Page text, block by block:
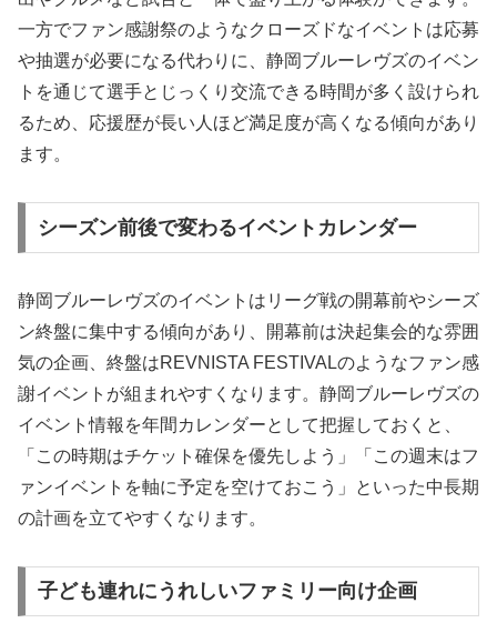
一方でファン感謝祭のようなクローズドなイベントは応募
や抽選が必要になる代わりに、静岡ブルーレヴズのイベン
トを通じて選手とじっくり交流できる時間が多く設けられ
るため、応援歴が長い人ほど満足度が高くなる傾向があり
ます。
シーズン前後で変わるイベントカレンダー
静岡ブルーレヴズのイベントはリーグ戦の開幕前やシーズ
ン終盤に集中する傾向があり、開幕前は決起集会的な雰囲
気の企画、終盤はREVNISTA FESTIVALのようなファン感
謝イベントが組まれやすくなります。静岡ブルーレヴズの
イベント情報を年間カレンダーとして把握しておくと、
「この時期はチケット確保を優先しよう」「この週末はフ
ァンイベントを軸に予定を空けておこう」といった中長期
の計画を立てやすくなります。
子ども連れにうれしいファミリー向け企画